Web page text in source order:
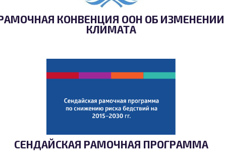
КОНВЕНЦИЯ ООН ОБ ИЗМЕНЕНИИ
КЛИМАТА
СЕНДАЙСКАЯ РАМОЧНАЯ ПРОГРАММА